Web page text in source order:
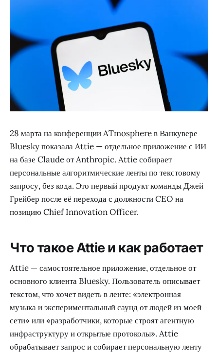
28 марта на конференции ATmosphere в Ванкувере
Bluesky показала Attie — отдельное приложение с ИИ
на базе Claude от Anthropic. Attie собирает
персональные алгоритмические ленты по текстовому
запросу, без кода. Это первый продукт команды Джей
Грейбер после её перехода с должности CEO на
позицию Chief Innovation Officer.
Что такое Attie и как работает
Attie — самостоятельное приложение, отдельное от
основного клиента Bluesky. Пользователь описывает
текстом, что хочет видеть в ленте: «электронная
музыка и экспериментальный саунд от людей из моей
сети» или «разработчики, которые строят агентную
инфраструктуру и открытые протоколы». Attie
обрабатывает запрос и собирает персональную ленту